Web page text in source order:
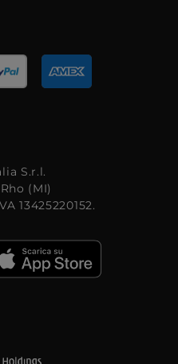
S.r.l.
(MI)
13425220152.